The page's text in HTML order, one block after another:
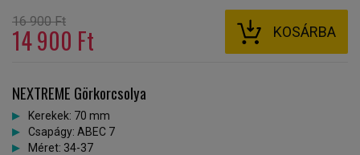
16 900 Ft
14 900 Ft KOSÁRBA
NEXTREME Görkorcsolya
Kerekek: 70 mm
Csapágy: ABEC 7
Méret: 34-37